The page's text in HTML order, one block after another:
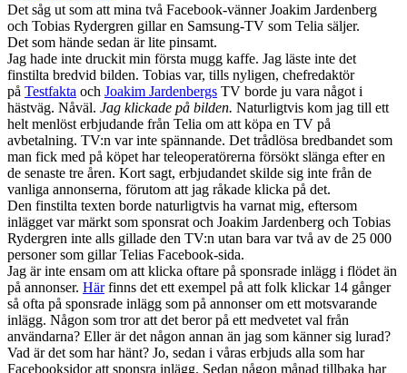
Det såg ut som att mina två Facebook-vänner Joakim Jardenberg
och Tobias Rydergren gillar en Samsung-TV som Telia säljer.
Det som hände sedan är lite pinsamt.
Jag hade inte druckit min första mugg kaffe. Jag läste inte det
finstilta bredvid bilden. Tobias var, tills nyligen, chefredaktör
på Testfakta och Joakim Jardenbergs TV borde ju vara något i
hästväg. Nåväl. Jag klickade på bilden. Naturligtvis kom jag till ett
helt menlöst erbjudande från Telia om att köpa en TV på
avbetalning. TV:n var inte spännande. Det trådlösa bredbandet som
man fick med på köpet har teleoperatörerna försökt slänga efter en
de senaste tre åren. Kort sagt, erbjudandet skilde sig inte från de
vanliga annonserna, förutom att jag råkade klicka på det.
Den finstilta texten borde naturligtvis ha varnat mig, eftersom
inlägget var märkt som sponsrat och Joakim Jardenberg och Tobias
Rydergren inte alls gillade den TV:n utan bara var två av de 25 000
personer som gillar Telias Facebook-sida.
Jag är inte ensam om att klicka oftare på sponsrade inlägg i flödet än
på annonser. Härfinns det ett exempel på att folk klickar 14 gånger
så ofta på sponsrade inlägg som på annonser om ett motsvarande
inlägg. Någon som tror att det beror på ett medvetet val från
användarna? Eller är det någon annan än jag som känner sig lurad?
Vad är det som har hänt? Jo, sedan i våras erbjuds alla som har
Facebooksidor att sponsra inlägg. Sedan någon månad tillbaka har